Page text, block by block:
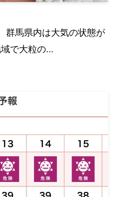
群馬県内は大気の状態が
で大粒の...